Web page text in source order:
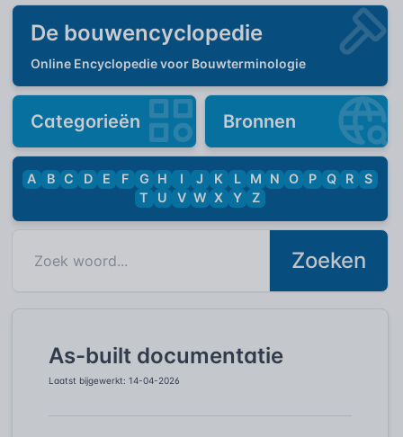
De bouwencyclopedie
Online Encyclopedie voor Bouwterminologie
Categorieën Bronnen
A B C D E F G H I J K L M N O P Q R
S
T
U V W X Y Z
Zoeken
As-built documentatie
Laatst bijgewerkt: 14-04-2026